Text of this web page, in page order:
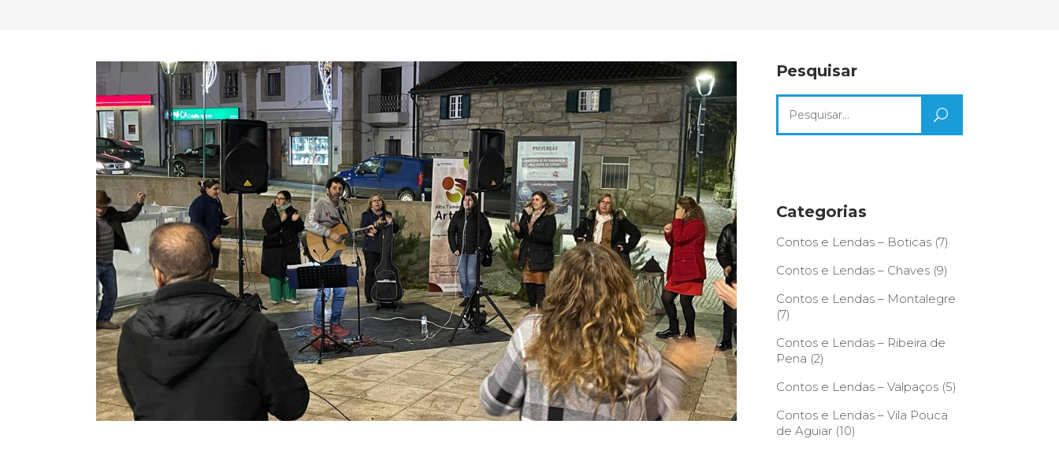
Pesquisar
for:
Categorias
Contos e Lendas – Boticas(7)
Contos e Lendas – Chaves(9)
Contos e Lendas – Montalegre
(7)
Contos e Lendas – Ribeira de
Pena (2)
Contos e Lendas – Valpaços(5)
Contos e Lendas – Vila Pouca
de Aguiar(10)